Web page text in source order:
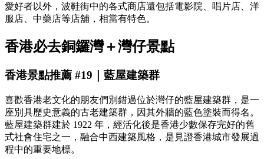
愛好者以外，波鞋街中的各式商店還包括電影院、唱片店、洋
服店、中藥店等店舖，相當有特色。
香港必去銅鑼灣＋灣仔景點
香港景點推薦 #19｜藍屋建築群
喜歡香港老文化的朋友們別錯過位於灣仔的藍屋建築群，是一
座別具歷史意義的古老建築群，因其外牆的藍色塗裝而得名。
藍屋建築群建於 1922 年，經活化後是香港少數保存完好的舊
式社會住宅之一，融合中西建築風格，是見證香港城市發展過
程中的重要地標。